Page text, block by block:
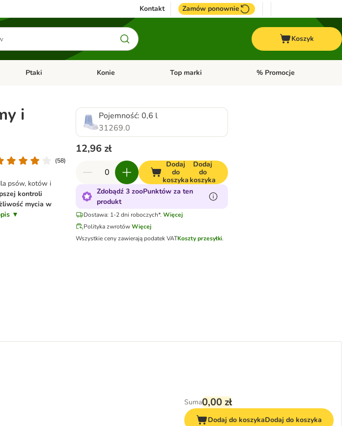
Kontakt Zamów ponownie
Koszyk
zwierzęta
Otwórz menu kategorii: Akwarystyka
Ptaki Otwórz menu kategorii: Ptaki
Konie Otwórz menu kategorii: Konie
Top marki Otwórz menu kategorii: Top
% Promocje
i
(58)
psów, kotów i
kontroli
mycia w
▼
Pojemność: 0,6 l
31269.0
12,96 zł
Dodaj
do
koszyka
Dodaj
do
koszyka
Zdobądź 3 zooPunktów za ten
produkt
Dostawa: 1-2 dni roboczych*. Więcej
Polityka zwrotówWięcej
Wszystkie ceny zawierają podatek VATKoszty przesyłki.
Suma0,00 zł
Dodaj do koszykaDodaj do koszyka